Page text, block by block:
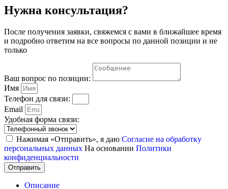
Нужна консультация?
После получения заявки, свяжемся с вами в ближайшее время
и подробно ответим на все вопросы по данной позиции и не
только
Ваш вопрос по позиции:
Имя
Телефон для связи:
Email
Удобная форма связи:
Нажимая «Отправить», я даю Согласие на обработку
персональных данных На основании Политики
конфиденциальности
Отправить
Описание